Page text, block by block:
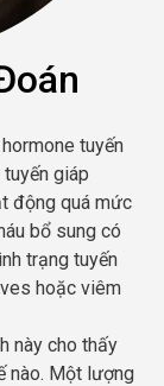
tuyến
giáp
động quá mức
bổ sung có
trạng tuyến
hoặc viêm
này cho thấy
nào. Một lượng